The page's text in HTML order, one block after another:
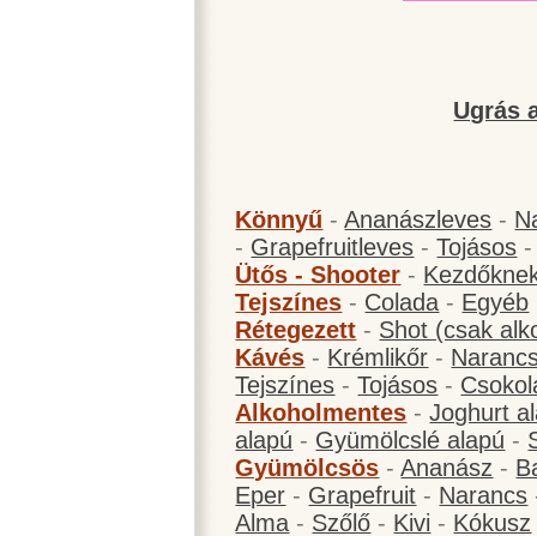
Ugrás
Könnyű -Ananászleves -
- Grapefruitleves -Tojásos
Ütős - Shooter -
Tejszínes - Colada - Egyéb
Rétegezett - Shot (csak
Kávés - Krémlikőr -
Tejszínes -Tojásos -
Alkoholmentes -Joghurt
alapú - Gyümölcslé alapú -
Gyümölcsös -Ananász -
Eper - Grapefruit - Narancs
Alma - Szőlő - Kivi - Kókusz